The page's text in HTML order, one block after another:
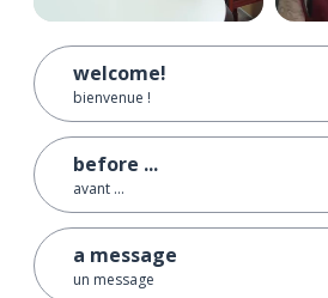
welcome!
bienvenue !
before ...
avant ...
a message
un message